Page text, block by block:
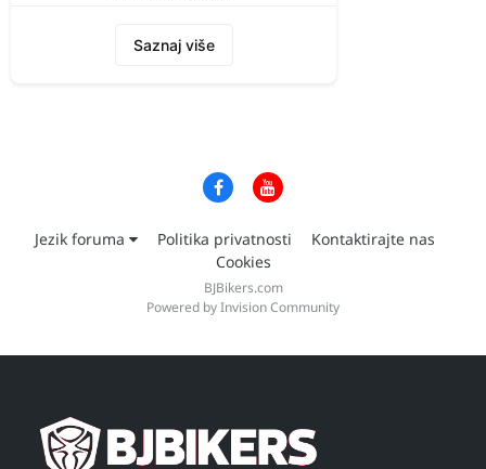
Saznaj više
Jezik foruma Politika privatnosti
Kontaktirajte nas
Cookies
BJBikers.com
Powered by Invision Community